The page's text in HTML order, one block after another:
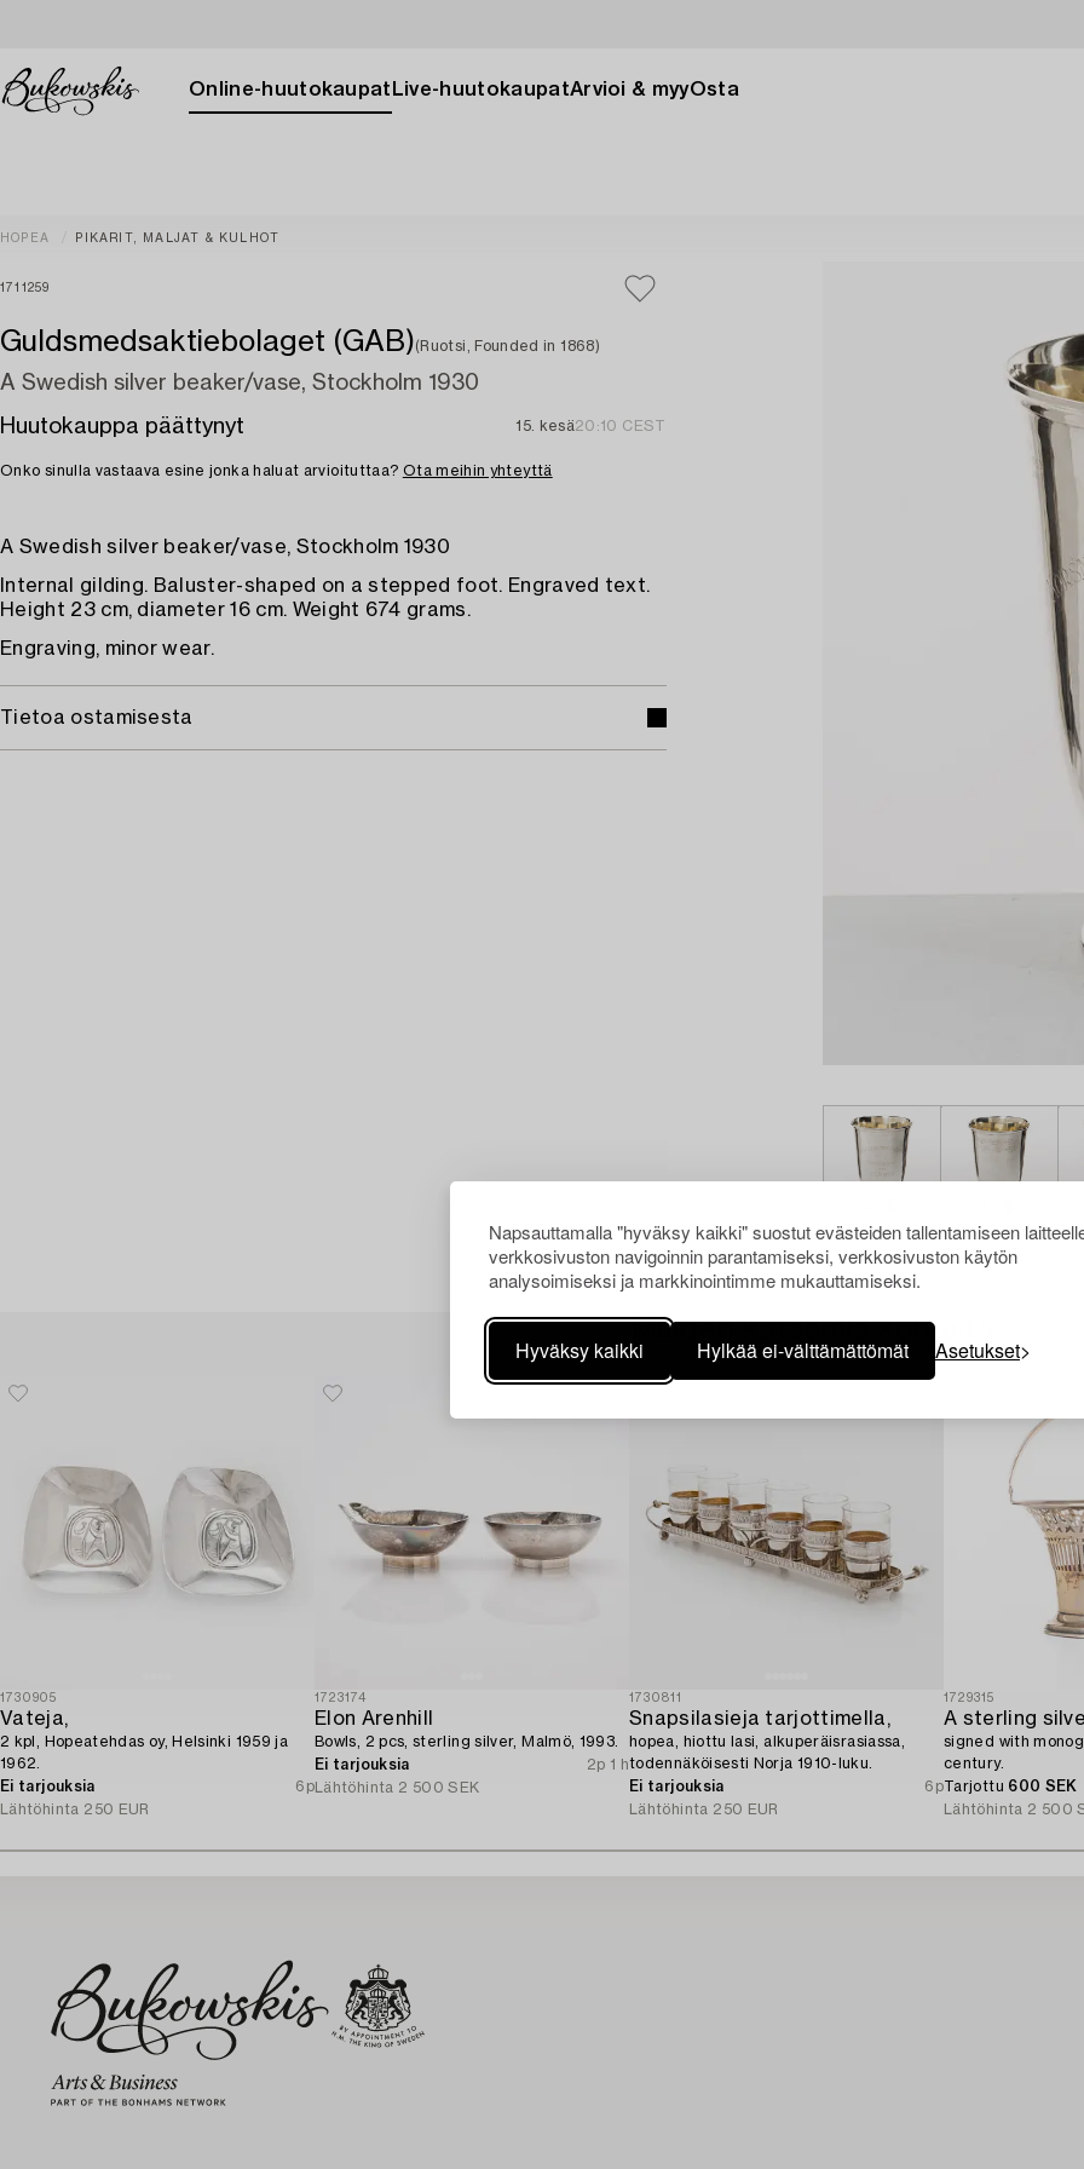
Napsauttamalla "hyväksy kaikki" suostut evästeiden tallentamiseen
verkkosivuston navigoinnin parantamiseksi, verkkosivuston käytön
analysoimiseksi ja markkinointimme mukauttamiseksi.
Hyväksy kaikki Hylkää ei-välttämättömät Asetukset
Online-huutokaupat Live-huutokaupatArvioi & myyOsta
HOPEA PIKARIT, MALJAT & KULHOT
1711259
Guldsmedsaktiebolaget (GAB)(Ruotsi, Founded in 1868)
A Swedish silver beaker/vase, Stockholm 1930
Huutokauppa päättynyt
15. kesä20:10 CEST
Onko sinulla vastaava esine jonka haluat arvioituttaa? Ota meihin yhteyttä
A Swedish silver beaker/vase, Stockholm 1930
Internal gilding. Baluster-shaped on a stepped foot. Engraved text.
Height 23 cm, diameter 16 cm. Weight 674 grams.
Engraving, minor wear.
Tietoa ostamisesta
Muiden katsomia kohteita
1730905
Vateja,
2 kpl, Hopeatehdas oy, Helsinki 1959 ja
1962.
Ei tarjouksia
6p
Lähtöhinta 250 EUR
1723174
Elon Arenhill
Bowls, 2 pcs, sterling silver, Malmö, 1993.
Ei tarjouksia
2p 1 h
Lähtöhinta 2 500 SEK
1730811
Snapsilasieja tarjottimella,
hopea, hiottu lasi, alkuperäisrasiassa,
todennäköisesti Norja 1910-luku.
Ei tarjouksia
6p
Lähtöhinta 250 EUR
1729315
signed with
century.
Tarjottu 600 SEK
Lähtöhinta 2 500